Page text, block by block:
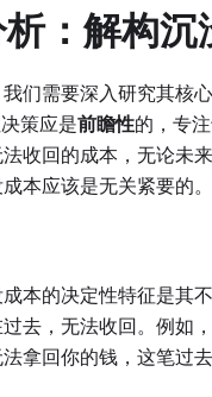
：解构
们需要深入研究其核
策应是前瞻性的，专
收回的成本，无论未
本应该是无关紧要的。
本的决定性特征是其
去，无法收回。例如
拿回你的钱，这笔过